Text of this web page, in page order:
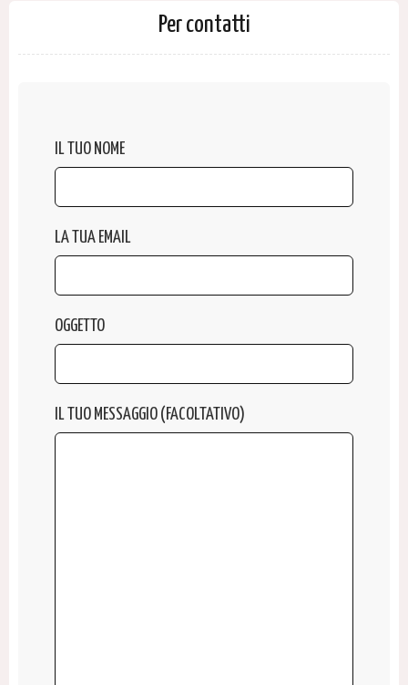
Per contatti
IL TUO NOME
LA TUA EMAIL
OGGETTO
IL TUO MESSAGGIO (FACOLTATIVO)